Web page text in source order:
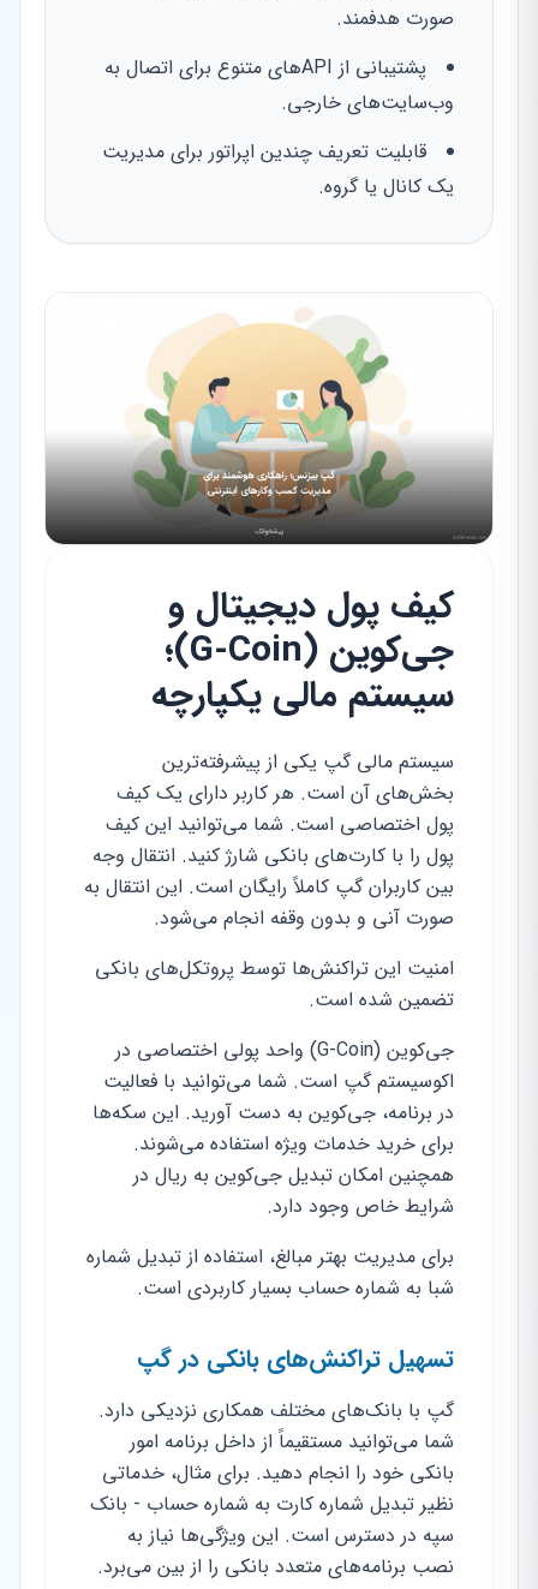
صورت هدفمند.
پشتیبانی از APIهای متنوع برای اتصال به
وب‌سایت‌های خارجی.
قابلیت تعریف چندین اپراتور برای مدیریت
یک کانال یا گروه.
کیف پول دیجیتال و
جی‌کوین (G-Coin)؛
سیستم مالی یکپارچه
سیستم مالی گپ یکی از پیشرفته‌ترین
بخش‌های آن است. هر کاربر دارای یک کیف
پول اختصاصی است. شما می‌توانید این کیف
پول را با کارت‌های بانکی شارژ کنید. انتقال وجه
بین کاربران گپ کاملاً رایگان است. این انتقال به
صورت آنی و بدون وقفه انجام می‌شود.
امنیت این تراکنش‌ها توسط پروتکل‌های بانکی
تضمین شده است.
جی‌کوین (G-Coin) واحد پولی اختصاصی در
اکوسیستم گپ است. شما می‌توانید با فعالیت
در برنامه، جی‌کوین به دست آورید. این سکه‌ها
برای خرید خدمات ویژه استفاده می‌شوند.
همچنین امکان تبدیل جی‌کوین به ریال در
شرایط خاص وجود دارد.
برای مدیریت بهتر مبالغ، استفاده از تبدیل شماره
شبا به شماره حساب بسیار کاربردی است.
تسهیل تراکنش‌های بانکی در گپ
گپ با بانک‌های مختلف همکاری نزدیکی دارد.
شما می‌توانید مستقیماً از داخل برنامه امور
بانکی خود را انجام دهید. برای مثال، خدماتی
نظیر تبدیل شماره کارت به شماره حساب - بانک
سپه در دسترس است. این ویژگی‌ها نیاز به
نصب برنامه‌های متعدد بانکی را از بین می‌برد.